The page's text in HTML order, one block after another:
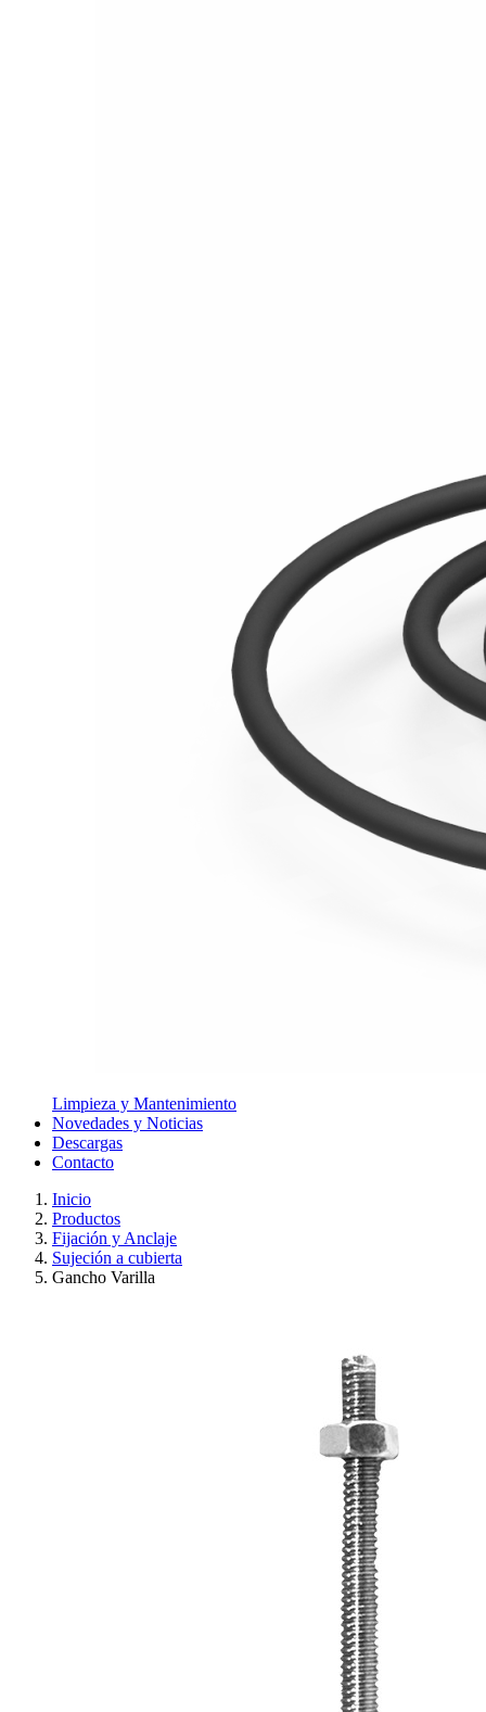
Limpieza y Mantenimiento
Novedades y Noticias
Descargas
Contacto
Inicio
Productos
Fijación y Anclaje
Sujeción a cubierta
Gancho Varilla